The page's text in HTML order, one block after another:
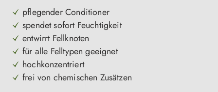
pflegender Conditioner
spendet sofort Feuchtigkeit
entwirrt Fellknoten
für alle Felltypen geeignet
hochkonzentriert
frei von chemischen Zusätzen